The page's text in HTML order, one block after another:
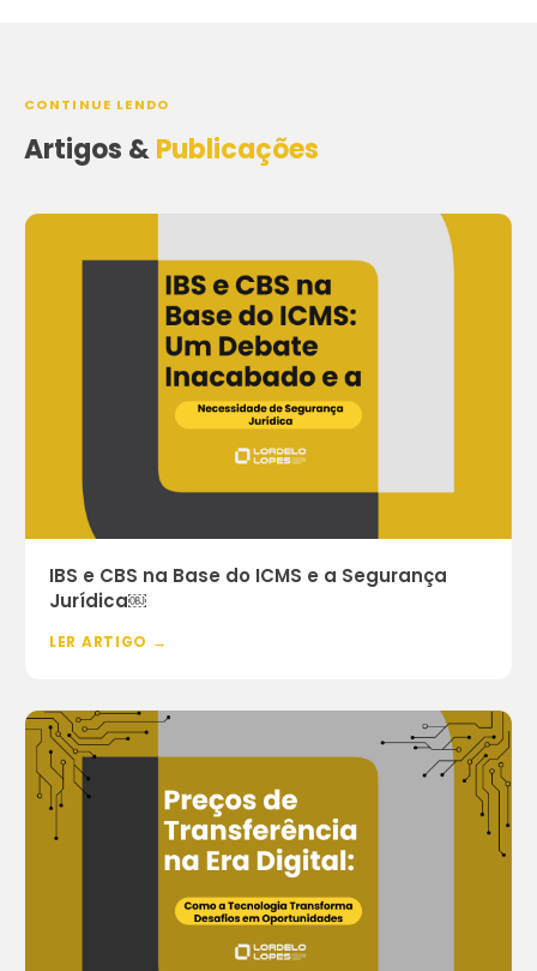
CONTINUE LENDO
Artigos &Publicações
IBS e CBS na Base do ICMS e a Segurança
Jurídica￼
LER ARTIGO →